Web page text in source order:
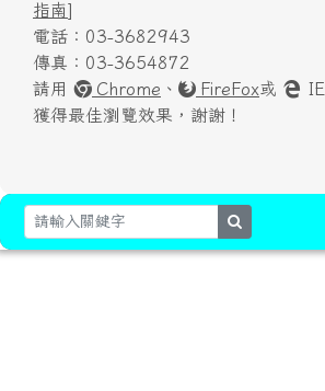
指南]
電話：03-3682943
傳真：03-3654872
請用
Chrome 、 FireFox或
獲得最佳瀏覽效果，謝謝！